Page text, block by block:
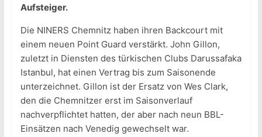
Aufsteiger.
Die NINERS Chemnitz haben ihren Backcourt mit
einem neuen Point Guard verstärkt. John Gillon,
zuletzt in Diensten des türkischen Clubs Darussafaka
Istanbul, hat einen Vertrag bis zum Saisonende
unterzeichnet. Gillon ist der Ersatz von Wes Clark,
den die Chemnitzer erst im Saisonverlauf
nachverpflichtet hatten, der aber nach neun BBL-
Einsätzen nach Venedig gewechselt war.